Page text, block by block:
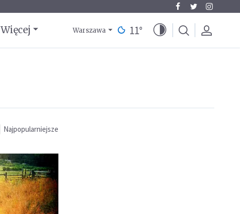
Więcej Warszawa 11°
Najpopularniejsze